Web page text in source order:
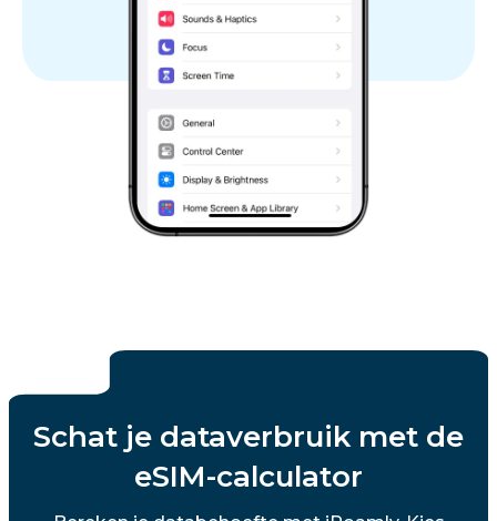
Schat je dataverbruik met de
eSIM-calculator